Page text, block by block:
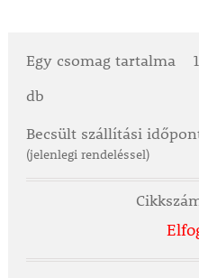
Egy csomag tartalma
db
Becsült szállítási
(jelenlegi rendeléssel)